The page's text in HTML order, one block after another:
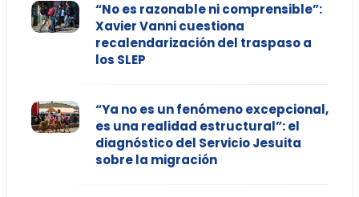
“No es razonable ni comprensible”:
Xavier Vanni cuestiona
recalendarización del traspaso a
los SLEP
“Ya no es un fenómeno excepcional,
es una realidad estructural”: el
diagnóstico del Servicio Jesuita
sobre la migración